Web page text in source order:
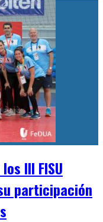
III FISU
participación